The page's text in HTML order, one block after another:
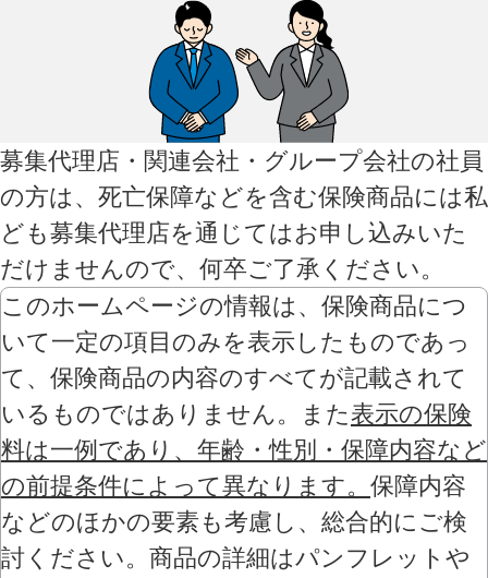
募集代理店・関連会社・グループ会社の社員
の方は、死亡保障などを含む保険商品には私
ども募集代理店を通じてはお申し込みいた
だけませんので、何卒ご了承ください。
このホームページの情報は、保険商品につ
いて一定の項目のみを表示したものであっ
て、保険商品の内容のすべてが記載されて
いるものではありません。また表示の保険
料は一例であり、年齢・性別・保障内容など
の前提条件によって異なります。 保障内容
などのほかの要素も考慮し、総合的にご検
討ください。商品の詳細はパンフレットや